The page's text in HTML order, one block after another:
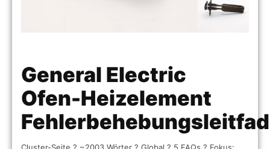
General Electric
Ofen-Heizelement
Cluster-Seite ? ~2003 Wörter ? Global ? 5 FAQs ? Fokus: